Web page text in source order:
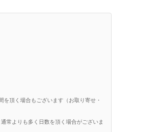
頂く場合もございます（お取り寄せ・
常よりも多く日数を頂く場合がございま